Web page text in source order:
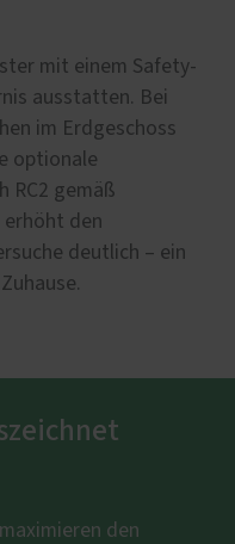
mit einem Safety-
ausstatten. Bei
im Erdgeschoss
optionale
RC2 gemäß
erhöht den
deutlich – ein
den